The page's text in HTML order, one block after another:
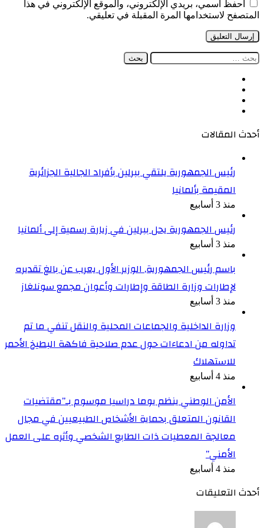
احفظ اسمي، بريدي الإلكتروني، والموقع الإلكتروني في هذا
المتصفح لاستخدامها المرة المقبلة في تعليقي.
البحث
أحدث المقالات
رئيس الجمهورية يلتقي ببرلين بأفراد الجالية الجزائرية
المقيمة بألمانيا
منذ 3 أسابيع
رئيس الجمهورية يحل ببرلين في زيارة رسمية إلى ألمانيا
منذ 3 أسابيع
باسم رئيس الجمهورية, الوزير الأول يعرب عن بالغ تقديره
لإطارات وزارة الطاقة وإطارات وأعوان مجمع سونلغاز
منذ 3 أسابيع
وزارة الداخلية والجماعات المحلية والنقل تنفي ما تم
تداوله من ادعاءات حول عدم صلاحية فاكهة البطيخ الأحمر
للاستهلاك
منذ 4 أسابيع
الأمن الوطني ينظم يوما دراسيا موسوم بـ”مقتضيات
القانون المتعلق بحماية الأشخاص الطبيعيين في مجال
معالجة المعطيات ذات الطابع الشخصي وأثره على العمل
الأمني”
منذ 4 أسابيع
أحدث التعليقات